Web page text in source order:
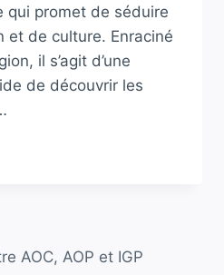
qui promet de séduire
et de culture. Enraciné
il s’agit d’une
de découvrir les
AOC, AOP et IGP